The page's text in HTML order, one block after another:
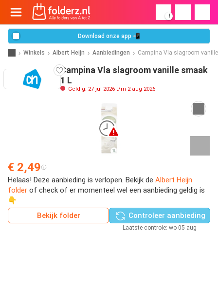
!
Download onze app 📲
Winkels Albert Heijn Aanbiedingen Campina Vla slagroom
Campina Vla slagroom vanille smaak
1 L
Geldig: 27 jul 2026 t/m 2 aug 2026
€ 2,49
Helaas! Deze aanbieding is verlopen. Bekijk de Albert Heijn
folder of check of er momenteel wel een aanbieding geldig is
👇
Bekijk folder
Controleer aanbieding
Laatste controle: wo 05 aug